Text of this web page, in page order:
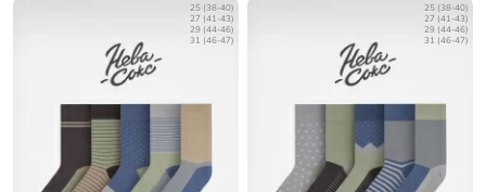
25 (38-40)
27 (41-43)
29 (44-46)
31 (46-47)
25 (38-40)
27 (41-43)
29 (44-46)
31 (46-47)